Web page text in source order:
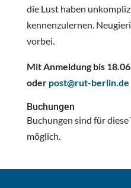
die Lust haben
kennenzulernen.
vorbei.
Mit Anmeldung bis
oder post@rut-berlin.de
Buchungen
Buchungen sind für
möglich.